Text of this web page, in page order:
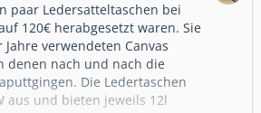
paar Ledersatteltaschen bei
120€ herabgesetzt waren. Sie
verwendeten Canvas
denen nach und nach die
Die Ledertaschen
aus und bieten jeweils 12l